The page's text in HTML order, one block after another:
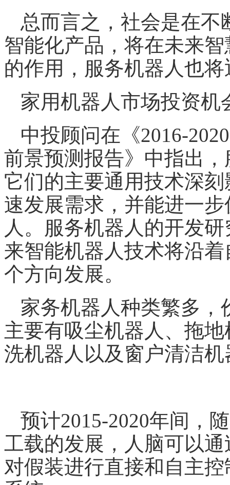
总而言之，社会是在不
智能化产品，将在未来
的作用， 服务机器人也将
家用机器人市场投资机
中投顾问在《2016-
前景预测报告》中指出，
它们的主要通用技术深
速发展需求，并能进一
人 。 服务机器人 的开发
来智能机器人技术将沿
个方向发展。
家务机器人种类繁多
主要有吸尘机器人、拖
洗机器人以及窗户清洁
预计2015-2020年间，
工载的发展，人脑可以
对假装进行直接和自主